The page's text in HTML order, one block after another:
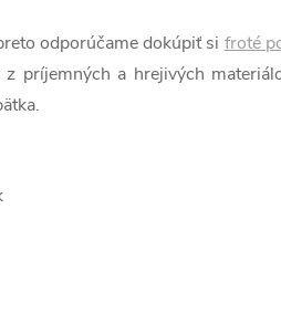
odporúčame dokúpiť si froté
príjemných a hrejivých